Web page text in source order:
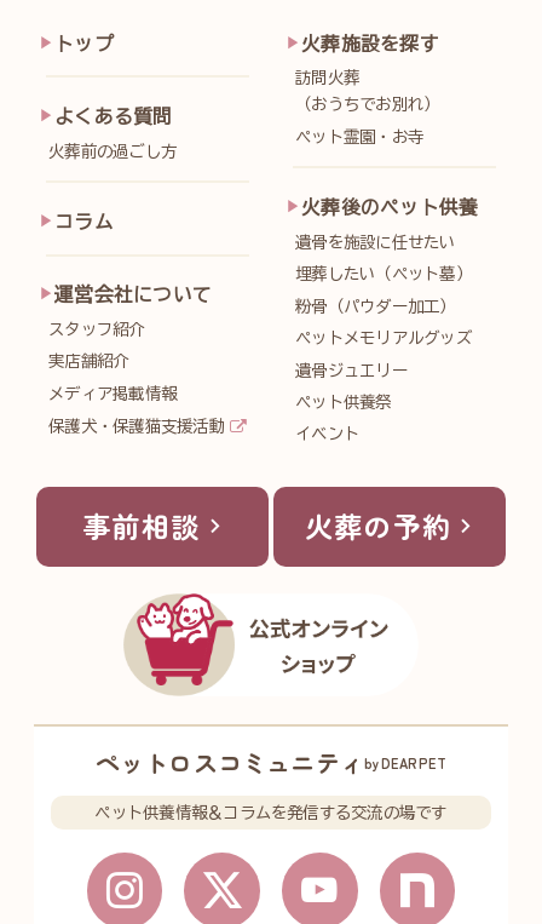
トップ
よくある質問
火葬前の過ごし方
コラム
運営会社について
スタッフ紹介
実店舗紹介
メディア掲載情報
保護犬・保護猫支援活動
火葬施設を探す
訪問火葬
（おうちでお別れ）
ペット霊園・お寺
火葬後のペット供養
遺骨を施設に任せたい
埋葬したい（ペット墓）
粉骨（パウダー加工）
ペットメモリアルグッズ
遺骨ジュエリー
ペット供養祭
イベント
事前相談 火葬の予約
ペットロスコミュニティbyDEARPET
ペット供養情報＆コラムを発信する交流の場です